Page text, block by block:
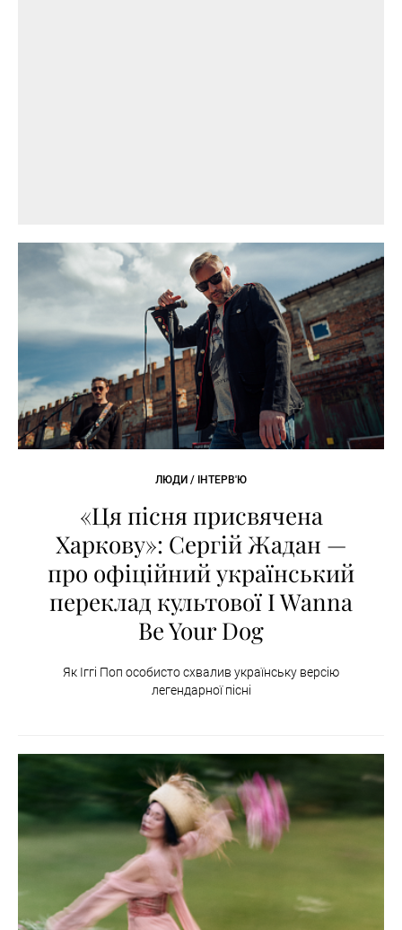
ЛЮДИ / ІНТЕРВ'Ю
«Ця пісня присвячена
Харкову»: Сергій Жадан —
про офіційний український
переклад культової I Wanna
Be Your Dog
Як Іггі Поп особисто схвалив українську версію
легендарної пісні